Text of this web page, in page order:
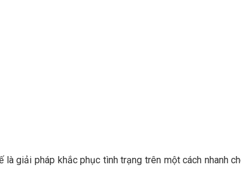
giải pháp khắc phục tình trạng trên một cách nhanh